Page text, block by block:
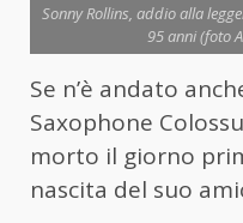
Sonny Rollins, addio alla
95 anni (foto
Se n’è andato
Saxophone
morto il giorno
nascita del suo